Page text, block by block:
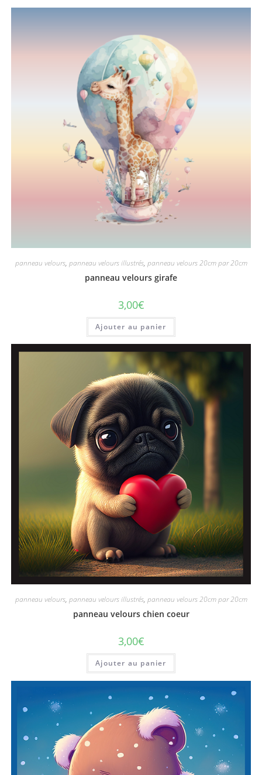
panneau velours, panneau velours illustrés, panneau velours 20cm par 20cm
panneau velours girafe
3,00€
Ajouter au panier
panneau velours, panneau velours illustrés, panneau velours 20cm par 20cm
panneau velours chien coeur
3,00€
Ajouter au panier